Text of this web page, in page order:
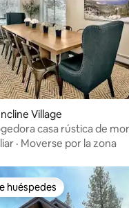
Village
casa rústica de
· Moverse por la zona
preferido
huéspedes